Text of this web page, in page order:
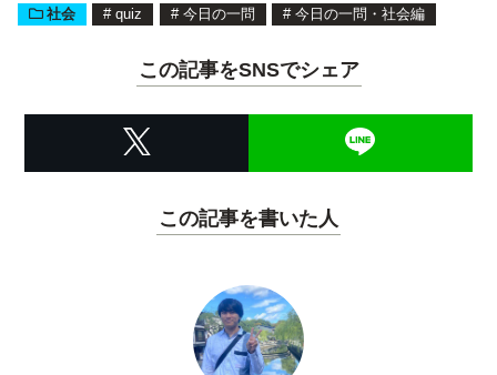
社会 # quiz # 今日の一問 # 今日の一問・社会編
この記事をSNSでシェア
この記事を書いた人